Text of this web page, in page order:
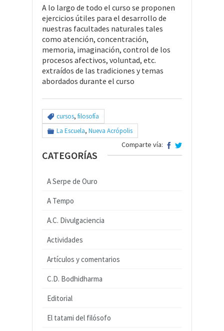
A lo largo de todo el curso se proponen
ejercicios útiles para el desarrollo de
nuestras facultades naturales tales
como atención, concentración,
memoria, imaginación, control de los
procesos afectivos, voluntad, etc.
extraídos de las tradiciones y temas
abordados durante el curso
cursos, filosofía
La Escuela, Nueva Acrópolis
Comparte vía:
CATEGORÍAS
A Serpe de Ouro
A Tempo
A.C. Divulgaciencia
Actividades
Artículos y comentarios
C.D. Bodhidharma
Editorial
El tatami del filósofo